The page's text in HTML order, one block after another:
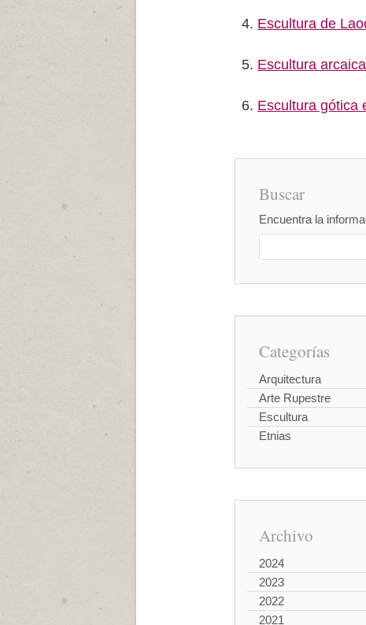
Escultura de
Escultura
Escultura gótica
Buscar
Encuentra la
Categorías
Arquitectura
Arte Rupestre
Escultura
Etnias
Archivo
2024
2023
2022
2021